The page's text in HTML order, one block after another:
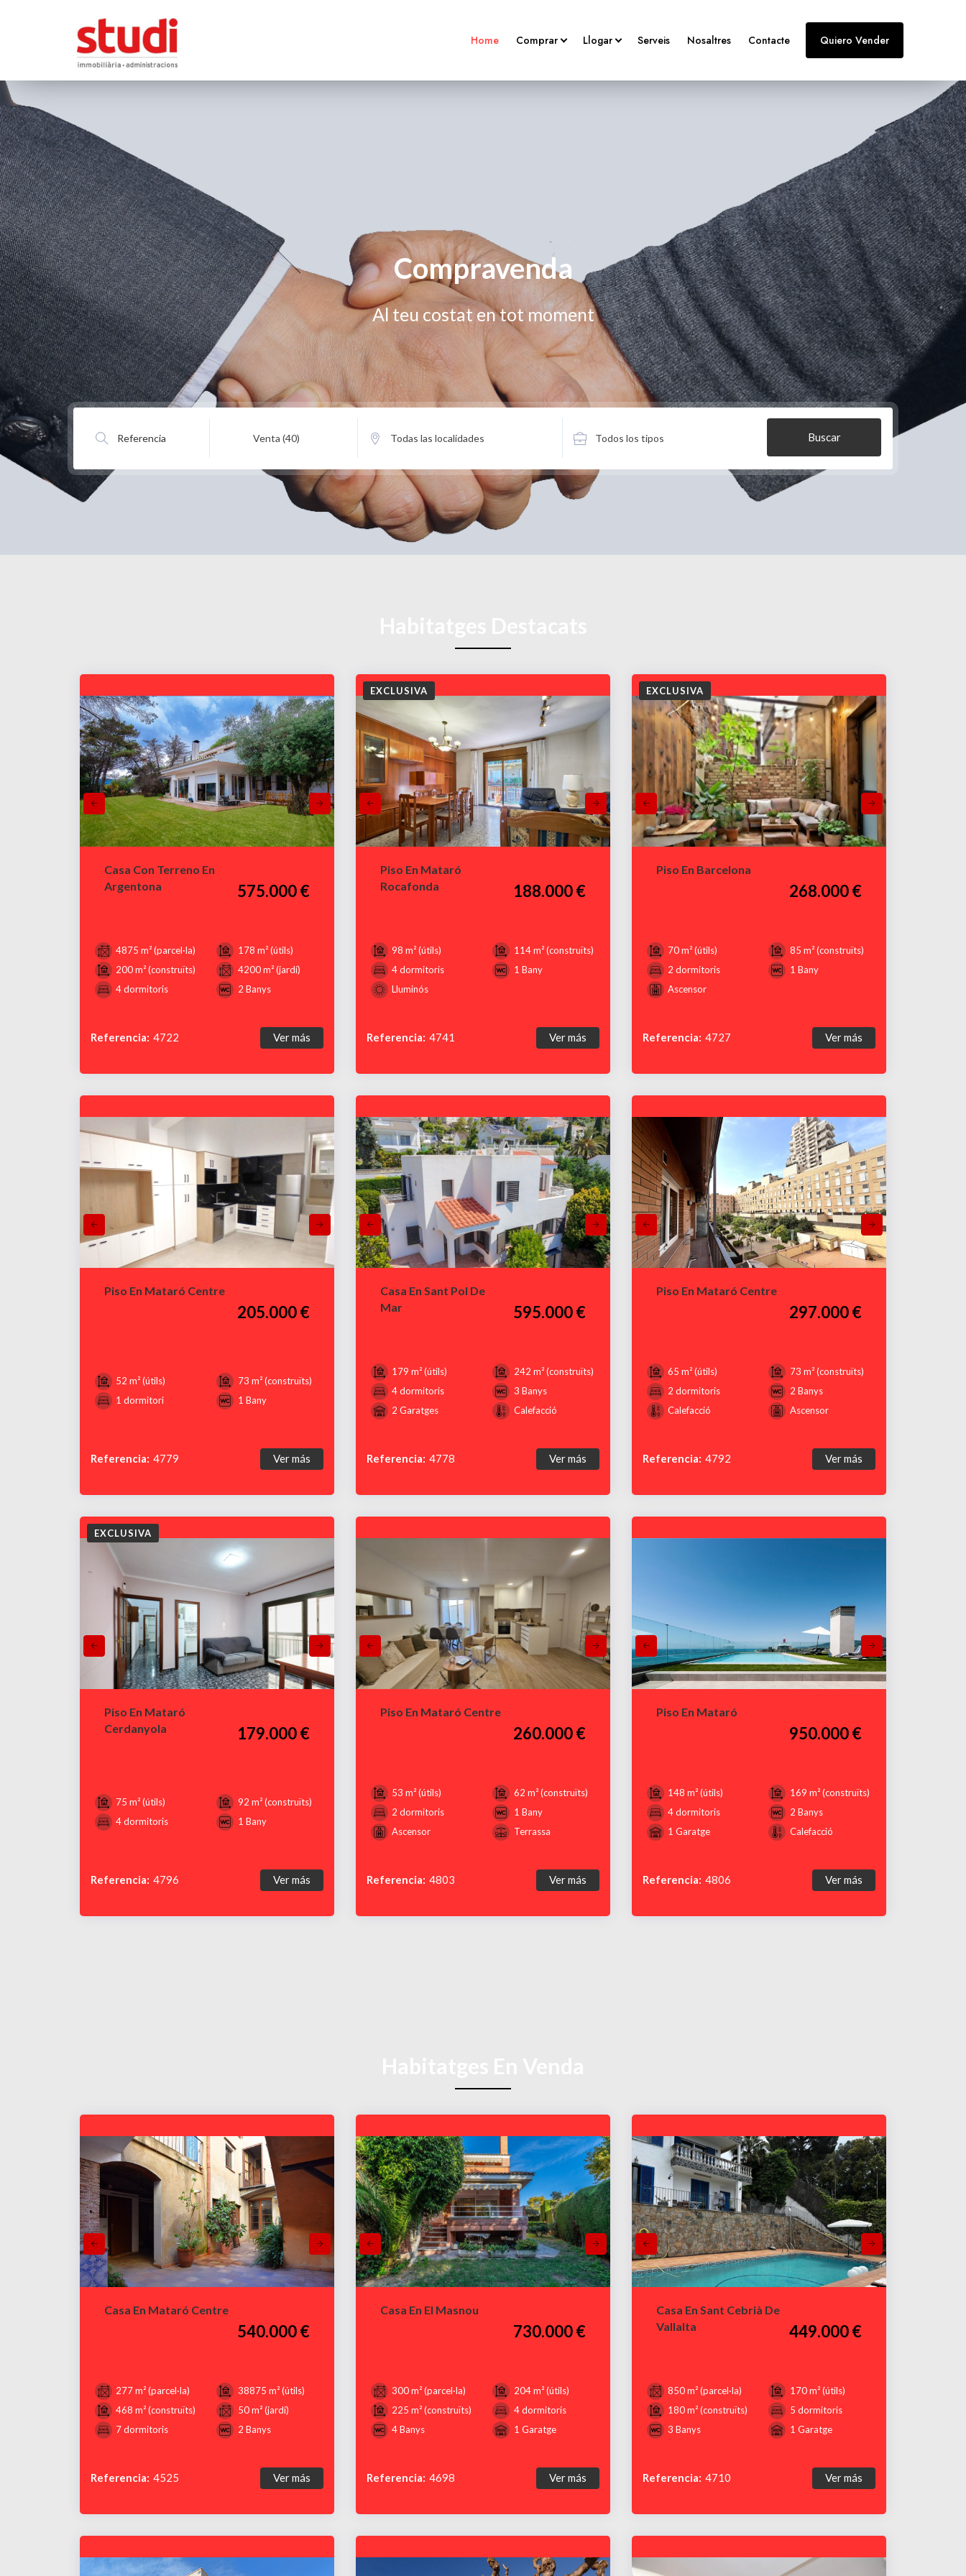
Home Comprar Llogar Serveis Nosaltres Contacte Quiero Vender
Compravenda
Al teu costat en tot moment
Buscar
Casa Con Terreno En
Argentona
575.000 €
4875 m² (parcel·la)
178 m² (útils)
200 m² (construïts)
4200 m² (jardí)
4 dormitoris
2 Banys
Referencia: 4722 Ver más
EXCLUSIVA
Piso En Mataró
Rocafonda
188.000 €
98 m² (útils)
114 m² (construïts)
4 dormitoris
1 Bany
Lluminós
Referencia: 4741 Ver más
EXCLUSIVA
Piso En Barcelona
268.000 €
70 m² (útils)
85 m² (construïts)
2 dormitoris
1 Bany
Ascensor
Referencia: 4727 Ver más
Piso En Mataró Centre
205.000 €
52 m² (útils)
73 m² (construïts)
1 dormitori
1 Bany
Referencia: 4779 Ver más
Casa En Sant Pol De
Mar
595.000 €
179 m² (útils)
242 m² (construïts)
4 dormitoris
3 Banys
2 Garatges
Calefacció
Referencia: 4778 Ver más
Piso En Mataró Centre
297.000 €
65 m² (útils)
73 m² (construïts)
2 dormitoris
2 Banys
Calefacció
Ascensor
Referencia: 4792 Ver más
EXCLUSIVA
Piso En Mataró
Cerdanyola
179.000 €
75 m² (útils)
92 m² (construïts)
4 dormitoris
1 Bany
Referencia: 4796 Ver más
Piso En Mataró Centre
260.000 €
53 m² (útils)
62 m² (construïts)
2 dormitoris
1 Bany
Ascensor
Terrassa
Referencia: 4803 Ver más
Piso En Mataró
950.000 €
148 m² (útils)
169 m² (construïts)
4 dormitoris
2 Banys
1 Garatge
Calefacció
Referencia: 4806 Ver más
Casa En Mataró Centre
540.000 €
277 m² (parcel·la)
38875 m² (útils)
468 m² (construïts)
50 m² (jardí)
7 dormitoris
2 Banys
Referencia: 4525 Ver más
Casa En El Masnou
730.000 €
300 m² (parcel·la)
204 m² (útils)
225 m² (construïts)
4 dormitoris
4 Banys
1 Garatge
Referencia: 4698 Ver más
Casa En Sant Cebrià De
Vallalta
449.000 €
850 m² (parcel·la)
170 m² (útils)
180 m² (construïts)
5 dormitoris
3 Banys
1 Garatge
Referencia: 4710 Ver más